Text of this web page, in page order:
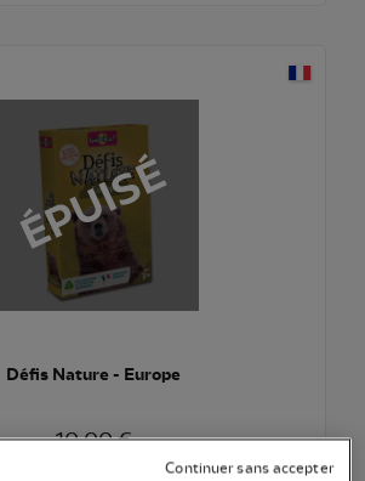
Défis Nature - Europe
10,00 €
Continuer sans accepter